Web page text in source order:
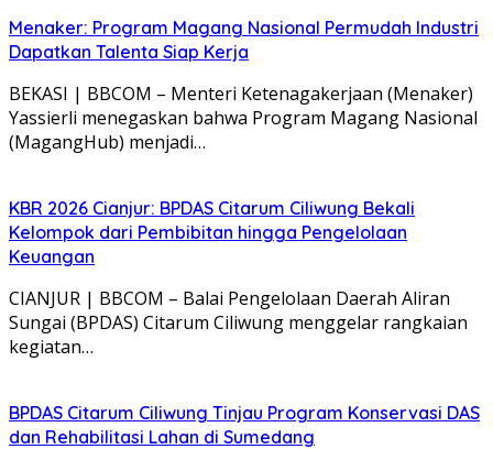
Menaker: Program Magang Nasional Permudah Industri
Dapatkan Talenta Siap Kerja
BEKASI | BBCOM – Menteri Ketenagakerjaan (Menaker)
Yassierli menegaskan bahwa Program Magang Nasional
(MagangHub) menjadi…
KBR 2026 Cianjur: BPDAS Citarum Ciliwung Bekali
Kelompok dari Pembibitan hingga Pengelolaan
Keuangan
CIANJUR | BBCOM – Balai Pengelolaan Daerah Aliran
Sungai (BPDAS) Citarum Ciliwung menggelar rangkaian
kegiatan…
BPDAS Citarum Ciliwung Tinjau Program Konservasi DAS
dan Rehabilitasi Lahan di Sumedang